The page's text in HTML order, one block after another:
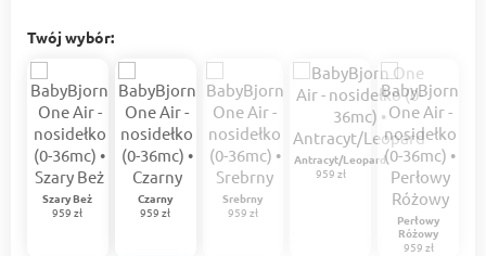
Twój wybór:
Srebrny
959 zł
Antracyt/Leopard
959 zł
Szary Beż
959 zł
Perłowy
Różowy
959 zł
Czarny
959 zł